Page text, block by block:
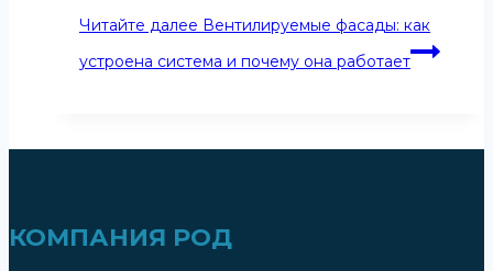
Читайте далее Вентилируемые фасады: как
устроена система и почему она работает
КОМПАНИЯ РОД